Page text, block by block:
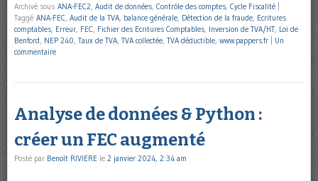
Archivé sous ANA-FEC2, Audit de données, Contrôle des comptes, Cycle Fiscalité
Taggé ANA-FEC, Audit de la TVA, balance générale, Détection de la fraude, Ecritures
comptables, Erreur, FEC, Fichier des Ecritures Comptables, Inversion de TVA/HT, Loi de
Benford, NEP 240, Taux de TVA, TVA collectée, TVA déductible, www.pappers.fr
Un
commentaire
Analyse de données & Python :
créer un FEC augmenté
Posté par Benoît RIVIERE le 2 janvier 2024, 2:34 am